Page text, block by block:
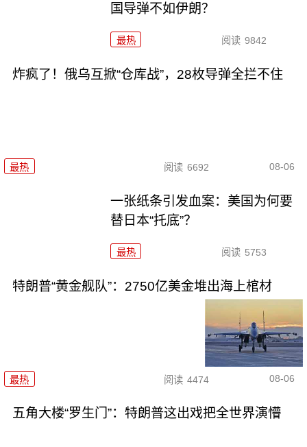
国导弹不如伊朗？
最热 阅读 9842
炸疯了！俄乌互掀“仓库战”，28枚导弹全拦不住
最热 阅读 6692 08-06
一张纸条引发血案：美国为何要
替日本“托底”？
最热 阅读 5753
特朗普“黄金舰队”：2750亿美金堆出海上棺材
最热 阅读 4474 08-06
五角大楼“罗生门”：特朗普这出戏把全世界演懵